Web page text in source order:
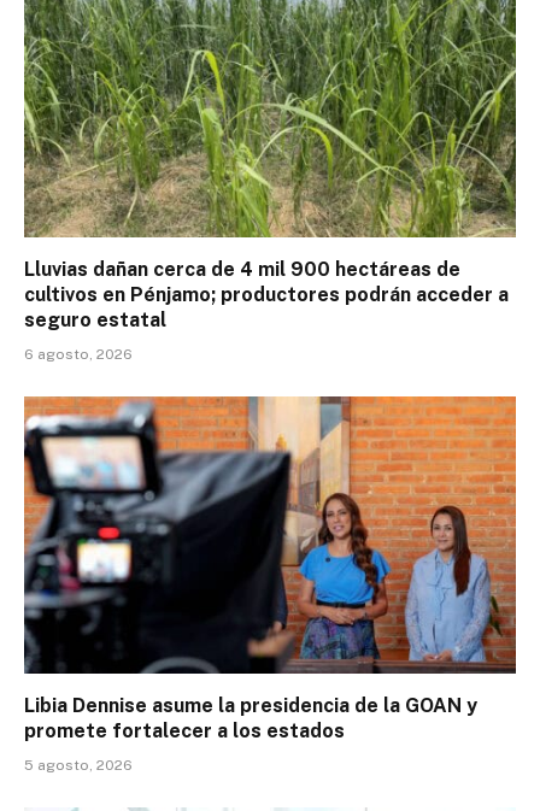
Lluvias dañan cerca de 4 mil 900 hectáreas de
cultivos en Pénjamo; productores podrán acceder a
seguro estatal
6 agosto, 2026
Libia Dennise asume la presidencia de la GOAN y
promete fortalecer a los estados
5 agosto, 2026